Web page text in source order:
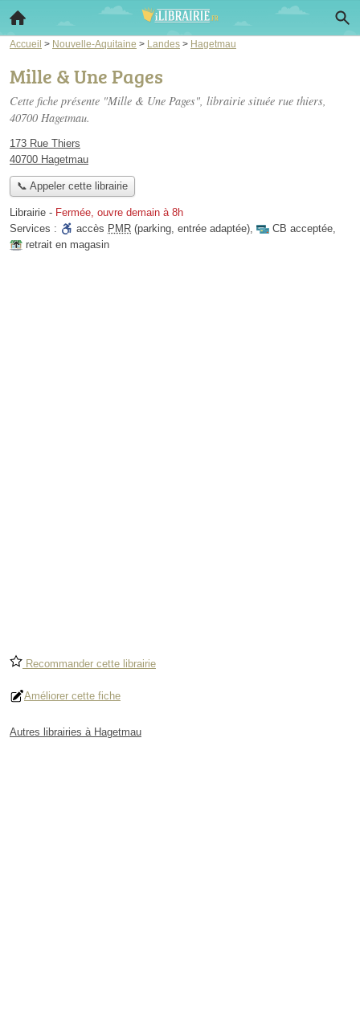
Accueil > Nouvelle-Aquitaine > Landes > Hagetmau
Mille & Une Pages
Cette fiche présente "Mille & Une Pages", librairie située rue thiers,
40700 Hagetmau.
173 Rue Thiers
40700 Hagetmau
📞 Appeler cette librairie
Librairie - Fermée, ouvre demain à 8h
Services :
accès PMR (parking, entrée adaptée), CB acceptée,
retrait en magasin
Recommander cette librairie
Améliorer cette fiche
Autres librairies à Hagetmau